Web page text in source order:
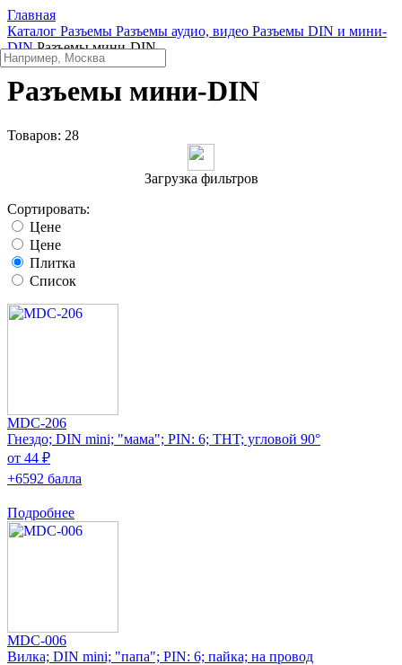
Главная
Каталог Разъeмы Разъeмы аудио, видео Разъeмы DIN и мини-
DIN Разъeмы мини-DIN
Разъeмы мини-DIN
Товаров: 28
Загрузка фильтров
Сортировать:
Цене
Цене
Плитка
Список
MDC-206
Гнездо; DIN mini; "мама"; PIN: 6; THT; угловой 90°
от 44 ₽
+6592 балла
Подробнее
MDC-006
Вилка; DIN mini; "папа"; PIN: 6; пайка; на провод